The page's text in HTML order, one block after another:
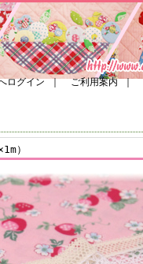
ログイン｜ ご利用案内｜
）